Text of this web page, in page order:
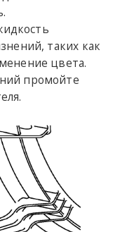
таких как
цвета.
промойте